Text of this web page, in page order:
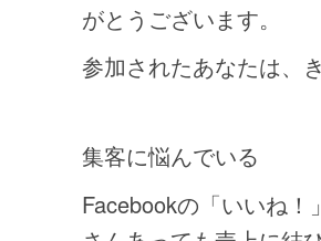
がとうございます。
参加されたあなたは、
集客に悩んでいる
Facebookの「いいね！